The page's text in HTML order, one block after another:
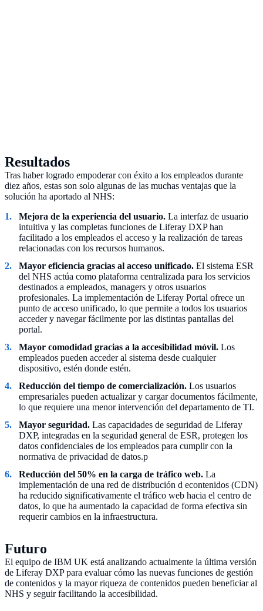
Resultados
Tras haber logrado empoderar con éxito a los empleados durante
diez años, estas son solo algunas de las muchas ventajas que la
solución ha aportado al NHS:
Mejora de la experiencia del usuario. La interfaz de usuario
intuitiva y las completas funciones de Liferay DXP han
facilitado a los empleados el acceso y la realización de tareas
relacionadas con los recursos humanos.
Mayor eficiencia gracias al acceso unificado. El sistema ESR
del NHS actúa como plataforma centralizada para los servicios
destinados a empleados, managers y otros usuarios
profesionales. La implementación de Liferay Portal ofrece un
punto de acceso unificado, lo que permite a todos los usuarios
acceder y navegar fácilmente por las distintas pantallas del
portal.
Mayor comodidad gracias a la accesibilidad móvil. Los
empleados pueden acceder al sistema desde cualquier
dispositivo, estén donde estén.
Reducción del tiempo de comercialización. Los usuarios
empresariales pueden actualizar y cargar documentos fácilmente,
lo que requiere una menor intervención del departamento de TI.
Mayor seguridad. Las capacidades de seguridad de Liferay
DXP, integradas en la seguridad general de ESR, protegen los
datos confidenciales de los empleados para cumplir con la
normativa de privacidad de datos.p
Reducción del 50% en la carga de tráfico web. La
implementación de una red de distribución d econtenidos (CDN)
ha reducido significativamente el tráfico web hacia el centro de
datos, lo que ha aumentado la capacidad de forma efectiva sin
requerir cambios en la infraestructura.
Futuro
El equipo de IBM UK está analizando actualmente la última versión
de Liferay DXP para evaluar cómo las nuevas funciones de gestión
de contenidos y la mayor riqueza de contenidos pueden beneficiar al
NHS y seguir facilitando la accesibilidad.